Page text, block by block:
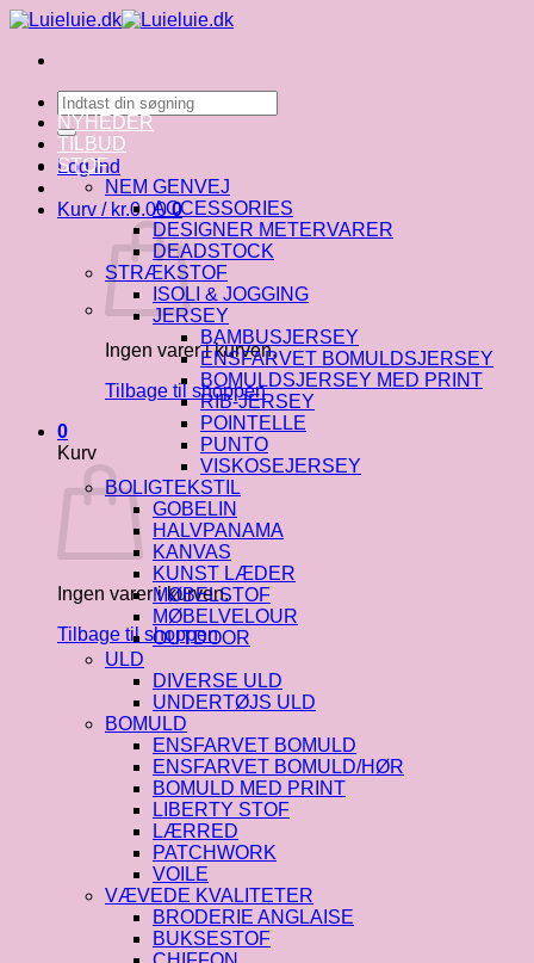
Fortsæt
indhold
Søg
efter:
Log ind
Kurv / kr.0.00 0
Ingen varer i kurven.
Tilbage til shoppen
0
Kurv
Ingen varer i kurven.
Tilbage til shoppen
NYHEDER
TILBUD
STOF
NEM GENVEJ
ACCESSORIES
DESIGNER METERVARER
DEADSTOCK
STRÆKSTOF
ISOLI & JOGGING
JERSEY
BAMBUSJERSEY
ENSFARVET BOMULDSJERSEY
BOMULDSJERSEY MED PRINT
RIB-JERSEY
POINTELLE
PUNTO
VISKOSEJERSEY
BOLIGTEKSTIL
GOBELIN
HALVPANAMA
KANVAS
KUNST LÆDER
MØBELSTOF
MØBELVELOUR
OUTDOOR
ULD
DIVERSE ULD
UNDERTØJS ULD
BOMULD
ENSFARVET BOMULD
ENSFARVET BOMULD/HØR
BOMULD MED PRINT
LIBERTY STOF
LÆRRED
PATCHWORK
VOILE
VÆVEDE KVALITETER
BRODERIE ANGLAISE
BUKSESTOF